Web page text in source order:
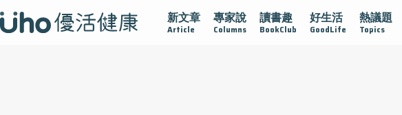
新文章
Article
專家說
Columns
讀書趣
BookClub
好生活
GoodLife
熱議題
Topics
黏 守護腺在 疫情保衛戰 再生醫學 愛的未來視 認識攝護腺肥大